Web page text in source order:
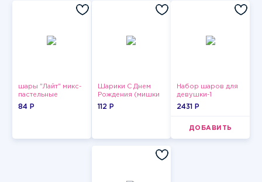
шары "Лайт" микс-
пастельные
84 P
Шарики С Днем
Рождения (мишки
и тортики)
112 P
Набор шаров для
девушки-1
2431 P
ДОБАВИТЬ